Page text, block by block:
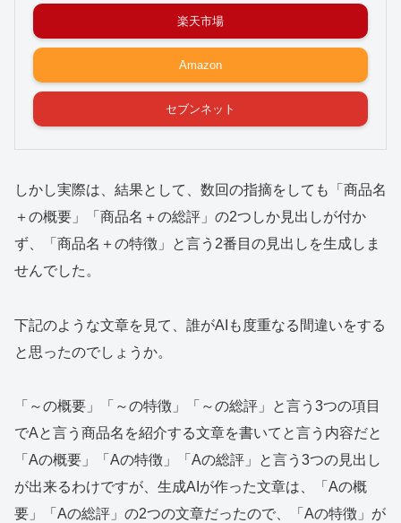
楽天市場
Amazon
セブンネット
しかし実際は、結果として、数回の指摘をしても「商品名
＋の概要」「商品名＋の総評」の2つしか見出しが付か
ず、「商品名＋の特徴」と言う2番目の見出しを生成しま
せんでした。
下記のような文章を見て、誰がAIも度重なる間違いをする
と思ったのでしょうか。
「～の概要」「～の特徴」「～の総評」と言う3つの項目
でAと言う商品名を紹介する文章を書いてと言う内容だと
「Aの概要」「Aの特徴」「Aの総評」と言う3つの見出し
が出来るわけですが、生成AIが作った文章は、「Aの概
要」「Aの総評」の2つの文章だったので、「Aの特徴」が